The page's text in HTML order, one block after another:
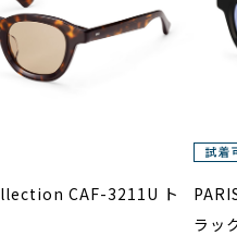
CAF-3211U ト
ラッ